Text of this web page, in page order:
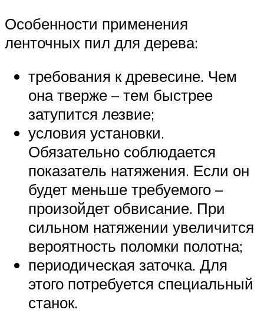
Особенности применения
ленточных пил для дерева:
требования к древесине. Чем
она тверже – тем быстрее
затупится лезвие;
условия установки.
Обязательно соблюдается
показатель натяжения. Если он
будет меньше требуемого –
произойдет обвисание. При
сильном натяжении увеличится
вероятность поломки полотна;
периодическая заточка. Для
этого потребуется специальный
станок.